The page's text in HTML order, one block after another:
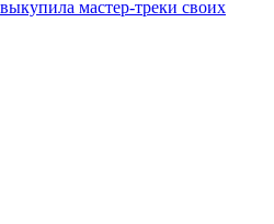
мастер-треки своих